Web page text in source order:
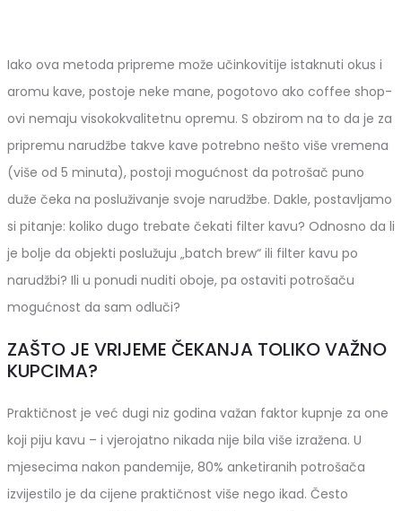
Iako ova metoda pripreme može učinkovitije istaknuti okus i
aromu kave, postoje neke mane, pogotovo ako coffee shop-
ovi nemaju visokokvalitetnu opremu. S obzirom na to da je za
pripremu narudžbe takve kave potrebno nešto više vremena
(više od 5 minuta), postoji mogućnost da potrošač puno
duže čeka na posluživanje svoje narudžbe. Dakle, postavljamo
si pitanje: koliko dugo trebate čekati filter kavu? Odnosno da li
je bolje da objekti poslužuju „batch brew“ ili filter kavu po
narudžbi? Ili u ponudi nuditi oboje, pa ostaviti potrošaču
mogućnost da sam odluči?
ZAŠTO JE VRIJEME ČEKANJA TOLIKO VAŽNO
KUPCIMA?
Praktičnost je već dugi niz godina važan faktor kupnje za one
koji piju kavu – i vjerojatno nikada nije bila više izražena. U
mjesecima nakon pandemije, 80% anketiranih potrošača
izvijestilo je da cijene praktičnost više nego ikad. Često